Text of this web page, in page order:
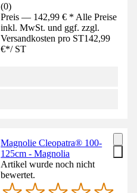
(0)
Preis — 142,99 € * Alle Preise
inkl. MwSt. und ggf. zzgl.
Versandkosten pro ST142,99
€*/ ST
Magnolie Cleopatra® 100-
125cm - Magnolia
Artikel wurde noch nicht
bewertet.